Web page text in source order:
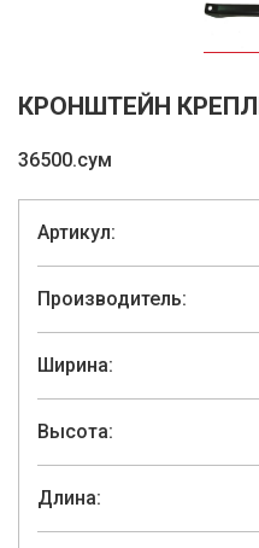
КРОНШТЕЙН
36500.сум
Артикул:
Производитель:
Ширина:
Высота:
Длина: